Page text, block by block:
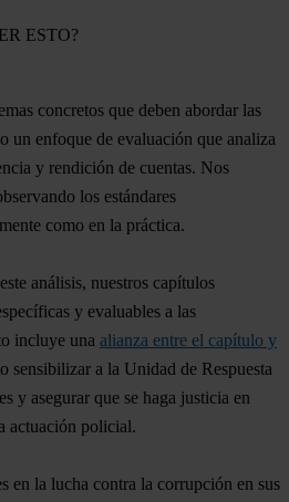
ESTO?
concretos que deben abordar las
un enfoque de evaluación que analiza
y rendición de cuentas. Nos
los estándares
como en la práctica.
análisis, nuestros capítulos
y evaluables a las
incluye una alianza entre el capítulo y
sensibilizar a la Unidad de Respuesta
y asegurar que se haga justicia en
actuación policial.
en la lucha contra la corrupción en sus